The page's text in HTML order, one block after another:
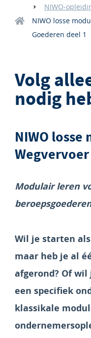
NIWO-
NIWO losse
Goederen deel 1
Volg
nodig
NIWO
Modulair leren
Wil je starten
maar heb je al
afgerond? Of
een specifiek
klassikale